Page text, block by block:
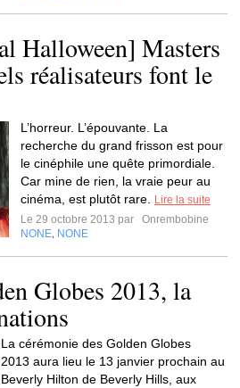
Halloween] Masters
réalisateurs font le
L’horreur. L’épouvante. La
recherche du grand frisson est pour
le cinéphile une quête primordiale.
Car mine de rien, la vraie peur au
cinéma, est plutôt rare.
Lire la suite
Le 29 octobre 2013 par
Onrembobine
NONE NONE
Globes 2013, la
La cérémonie des Golden Globes
2013 aura lieu le 13 janvier prochain au
Beverly Hilton de Beverly Hills, aux